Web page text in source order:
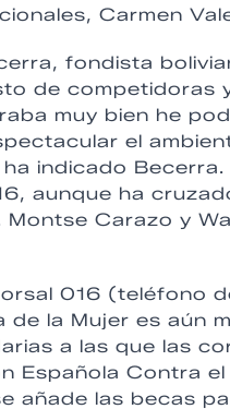
Carmen
fondista
de competidoras
muy bien he
el
indicado Becerra.
aunque ha
Carazo y
016 (teléfono
la Mujer es aún
a las que las
Española Contra
añade las becas